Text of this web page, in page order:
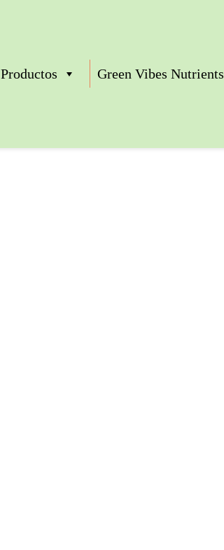
Productos Green Vibes Nutrients